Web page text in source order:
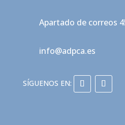
Apartado de correos
info@adpca.es